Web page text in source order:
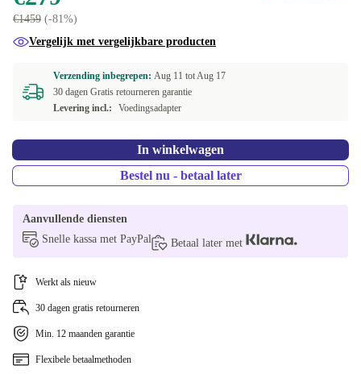
PL (Pools)
CZ (Tsjechisch)
US (VS-Engels) +€850,12
€1459 (-81%)
Vergelijk met vergelijkbare producten
Verzending inbegrepen: Aug 11 totAug 17
30 dagen Gratis retourneren garantie
Levering incl.:
Voedingsadapter
In winkelwagen
Bestel nu - betaal later
Aanvullende diensten
Snelle kassa met PayPal
Betaal later met
Werkt als nieuw
30 dagen gratis retourneren
Min. 12 maanden garantie
Flexibele betaalmethoden